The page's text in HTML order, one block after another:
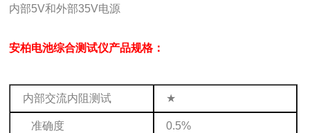
内部5V和外部35V电源
安柏电池综合测试仪产品规格：
内部交流内阻测试 ★
准确度 0.5%